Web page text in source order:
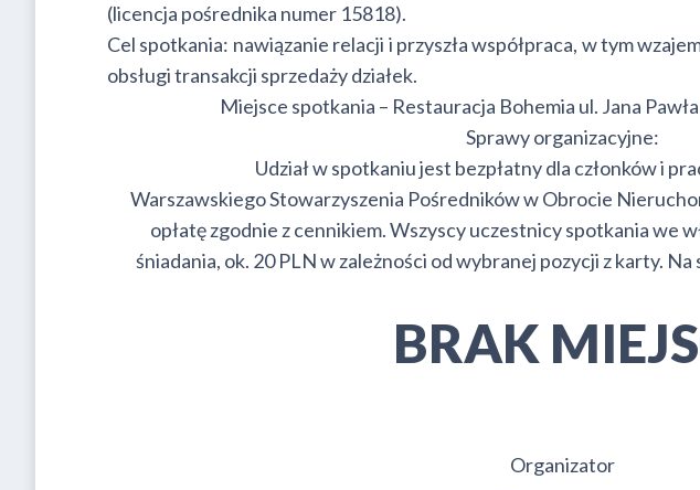
(licencja pośrednika numer 15818).
Cel spotkania: nawiązanie relacji i przyszła współpraca, w tym
obsługi transakcji sprzedaży działek.
Miejsce spotkania – Restauracja Bohemia ul. Jana
Sprawy organizacyjne:
Udział w spotkaniu jest bezpłatny dla członków i
Warszawskiego Stowarzyszenia Pośredników w Obrocie
opłatę zgodnie z cennikiem. Wszyscy uczestnicy spotkania we
śniadania, ok. 20 PLN w zależności od wybranej pozycji z karty.
BRAK
Organizator